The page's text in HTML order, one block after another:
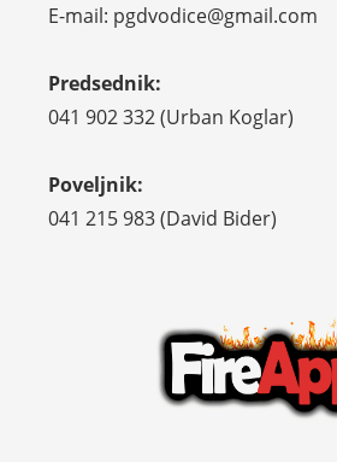
E-mail: pgdvodice@gmail.com
Predsednik:
041 902 332 (Urban Koglar)
Poveljnik:
041 215 983 (David Bider)